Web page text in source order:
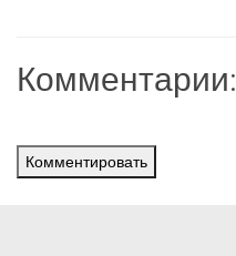
Комментарии:
Комментировать